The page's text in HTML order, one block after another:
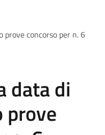
prove concorso per n. 6
data di